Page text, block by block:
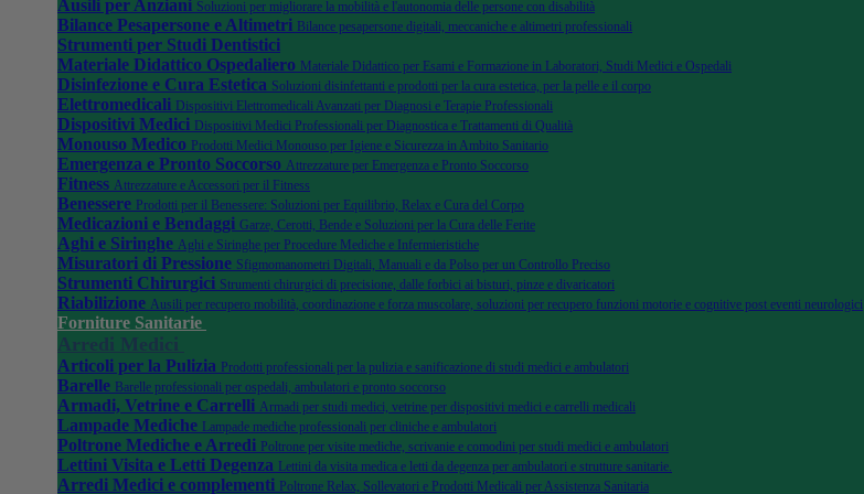
Ausili per Anziani Soluzioni per migliorare la mobilità e l'autonomia delle persone con disabilità
Bilance Pesapersone e Altimetri Bilance pesapersone digitali, meccaniche e altimetri professionali
Strumenti per Studi Dentistici
Materiale Didattico Ospedaliero Materiale Didattico per Esami e Formazione in Laboratori, Studi Medici e Ospedali
Disinfezione e Cura Estetica Soluzioni disinfettanti e prodotti per la cura estetica, per la pelle e il corpo
Elettromedicali Dispositivi Elettromedicali Avanzati per Diagnosi e Terapie Professionali
Dispositivi Medici Dispositivi Medici Professionali per Diagnostica e Trattamenti di Qualità
Monouso Medico Prodotti Medici Monouso per Igiene e Sicurezza in Ambito Sanitario
Emergenza e Pronto Soccorso Attrezzature per Emergenza e Pronto Soccorso
Fitness Attrezzature e Accessori per il Fitness
Benessere Prodotti per il Benessere: Soluzioni per Equilibrio, Relax e Cura del Corpo
Medicazioni e Bendaggi Garze, Cerotti, Bende e Soluzioni per la Cura delle Ferite
Aghi e Siringhe Aghi e Siringhe per Procedure Mediche e Infermieristiche
Misuratori di Pressione Sfigmomanometri Digitali, Manuali e da Polso per un Controllo Preciso
Strumenti Chirurgici Strumenti chirurgici di precisione, dalle forbici ai bisturi, pinze e divaricatori
Riabilizione Ausili per recupero mobilità, coordinazione e forza muscolare, soluzioni per recupero funzioni motorie e cognitive post eventi neurologici
Forniture Sanitarie
Arredi Medici
Articoli per la Pulizia Prodotti professionali per la pulizia e sanificazione di studi medici e ambulatori
Barelle Barelle professionali per ospedali, ambulatori e pronto soccorso
Armadi, Vetrine e Carrelli Armadi per studi medici, vetrine per dispositivi medici e carrelli medicali
Lampade Mediche Lampade mediche professionali per cliniche e ambulatori
Poltrone Mediche e Arredi Poltrone per visite mediche, scrivanie e comodini per studi medici e ambulatori
Lettini Visita e Letti Degenza Lettini da visita medica e letti da degenza per ambulatori e strutture sanitarie.
Arredi Medici e complementi Poltrone Relax, Sollevatori e Prodotti Medicali per Assistenza Sanitaria